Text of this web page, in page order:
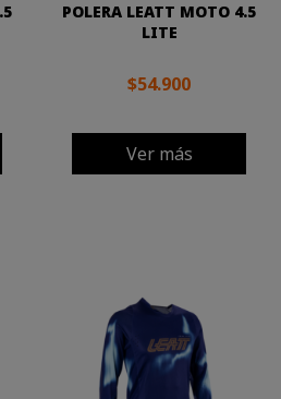
POLERA LEATT MOTO 4.5
LITE
$54.900
Ver más